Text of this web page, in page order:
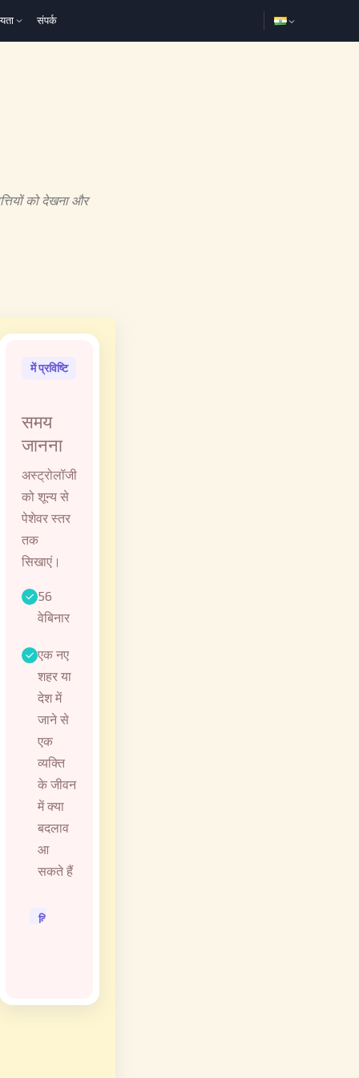
संपर्क
को देखना और
में प्रविष्टि
समय
जानना
अस्ट्रोलॉजी
को शून्य से
पेशेवर स्तर
तक
सिखाएं।
56
वेबिनार
एक नए
शहर या
देश में
जाने से
एक
व्यक्ति
के जीवन
में क्या
बदलाव
आ
सकते हैं
विषय
पर